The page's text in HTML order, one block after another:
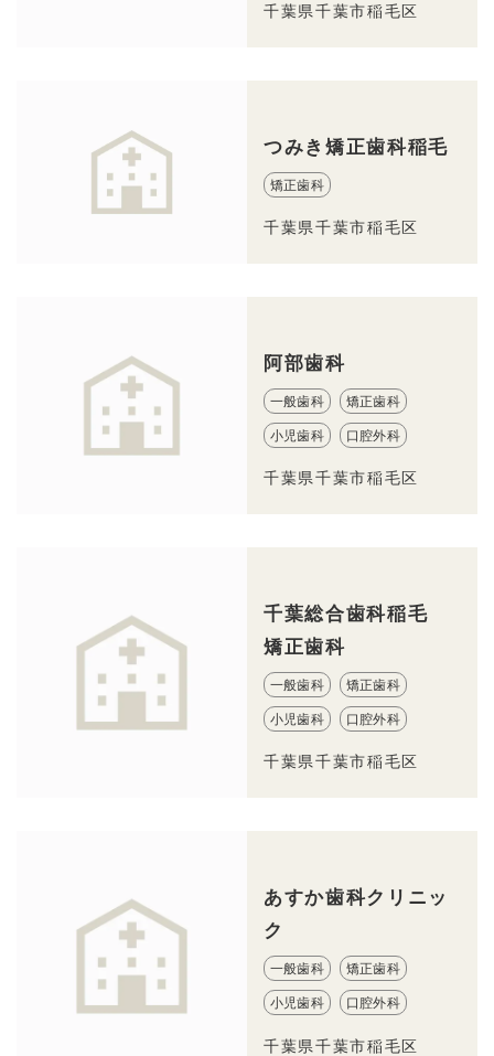
千葉県千葉市稲毛区
つみき矯正歯科稲毛
矯正歯科
千葉県千葉市稲毛区
阿部歯科
一般歯科 矯正歯科
小児歯科 口腔外科
千葉県千葉市稲毛区
千葉総合歯科稲毛
矯正歯科
一般歯科 矯正歯科
小児歯科 口腔外科
千葉県千葉市稲毛区
あすか歯科クリニッ
ク
一般歯科 矯正歯科
小児歯科 口腔外科
千葉県千葉市稲毛区